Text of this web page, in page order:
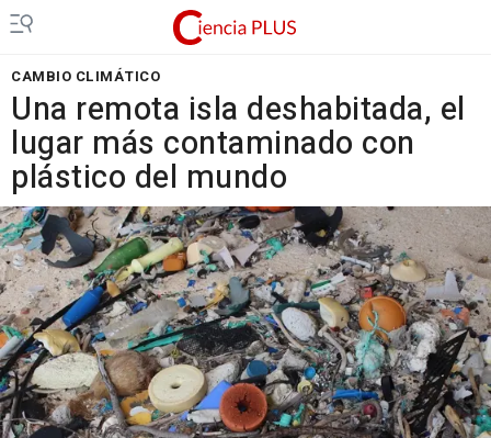
CAMBIO CLIMÁTICO
Una remota isla deshabitada, el
lugar más contaminado con
plástico del mundo